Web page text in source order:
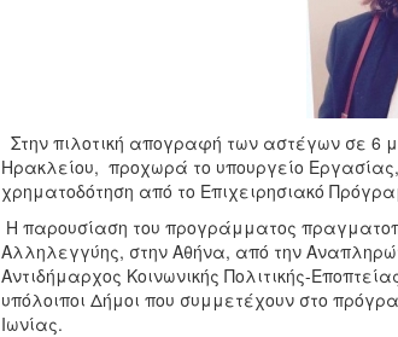
Στην πιλοτική απογραφή των αστέγων σε 6
Ηρακλείου, προχωρά το υπουργείο
χρηματοδότηση από το Επιχειρησιακό
Η παρουσίαση του προγράμματος
Αλληλεγγύης, στην Αθήνα, από την
Αντιδήμαρχος Κοινωνικής Πολιτικής-
υπόλοιποι Δήμοι που συμμετέχουν στο
Ιωνίας.